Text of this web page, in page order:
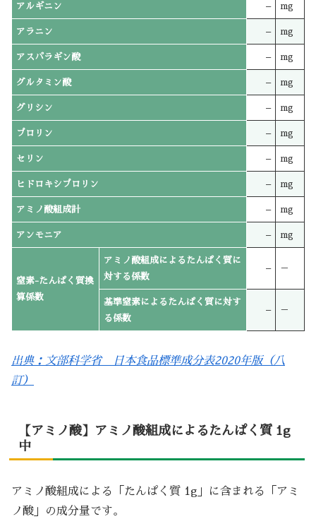
アルギニン – mg
アラニン – mg
アスパラギン酸 – mg
グルタミン酸 – mg
グリシン – mg
プロリン – mg
セリン – mg
ヒドロキシプロリン – mg
アミノ酸組成計 – mg
アンモニア – mg
窒素-たんぱく質換
算係数
アミノ酸組成によるたんぱく質に
対する係数
– －
基準窒素によるたんぱく質に対す
る係数
– －
出典：文部科学省 日本食品標準成分表2020年版（八
訂）
【アミノ酸】アミノ酸組成によるたんぱく質 1g
中
アミノ酸組成による「たんぱく質 1g」に含まれる「アミ
ノ酸」の成分量です。